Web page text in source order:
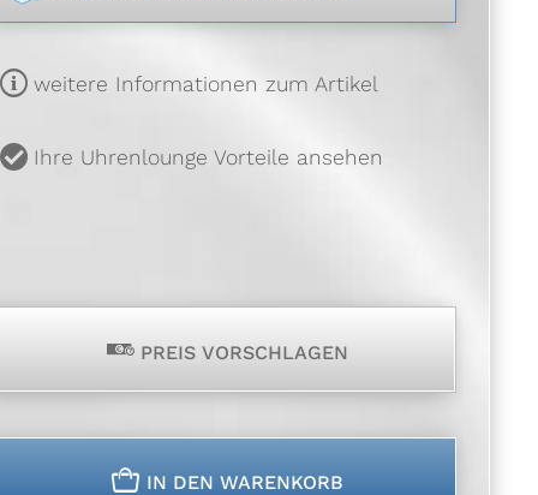
weitere Informationen zum Artikel
Ihre Uhrenlounge Vorteile ansehen
p PREIS VORSCHLAGEN
n IN DEN WARENKORB